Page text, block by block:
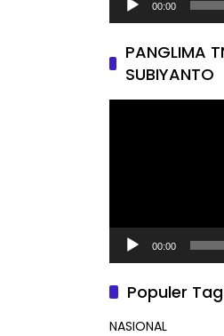
00:00
PANGLIMA
SUBIYANTO
00:00
Populer Tag
NASIONAL